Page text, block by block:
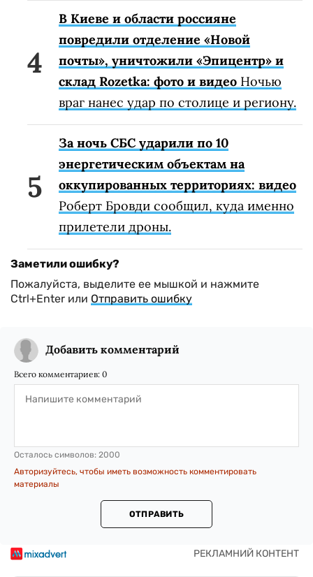
В Киеве и области россияне
повредили отделение «Новой
почты», уничтожили «Эпицентр» и
склад Rozetka: фото и видео Ночью
враг нанес удар по столице и региону.
За ночь СБС ударили по 10
энергетическим объектам на
оккупированных территориях: видео
Роберт Бровди сообщил, куда именно
прилетели дроны.
Заметили ошибку?
Пожалуйста, выделите ее мышкой и нажмите
Ctrl+Enter или Отправить ошибку
Добавить комментарий
Всего комментариев: 0
Осталось символов: 2000
Авторизуйтесь, чтобы иметь возможность комментировать
материалы
ОТПРАВИТЬ